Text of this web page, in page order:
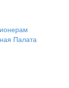
Палата